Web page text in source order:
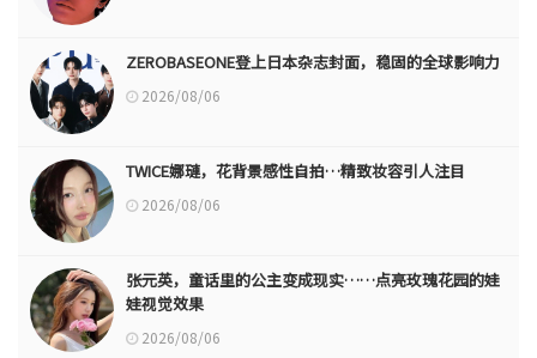
ZEROBASEONE登上日本杂志封面，稳固的全球影响力
2026/08/06
TWICE娜璉，花背景感性自拍…精致妆容引人注目
2026/08/06
张元英，童话里的公主变成现实……点亮玫瑰花园的娃
娃视觉效果
2026/08/06